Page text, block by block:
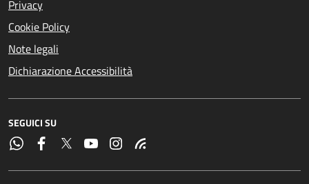
Privacy
Cookie Policy
Note legali
Dichiarazione Accessibilità
SEGUICI SU